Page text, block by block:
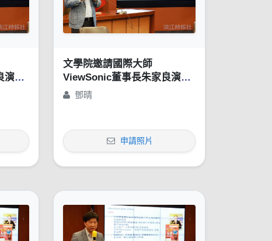
演講
文學院邀請國際大師
ViewSonic董事長朱家良演講
「苦幹、實幹，還得用對方
鄧晴
申請照片